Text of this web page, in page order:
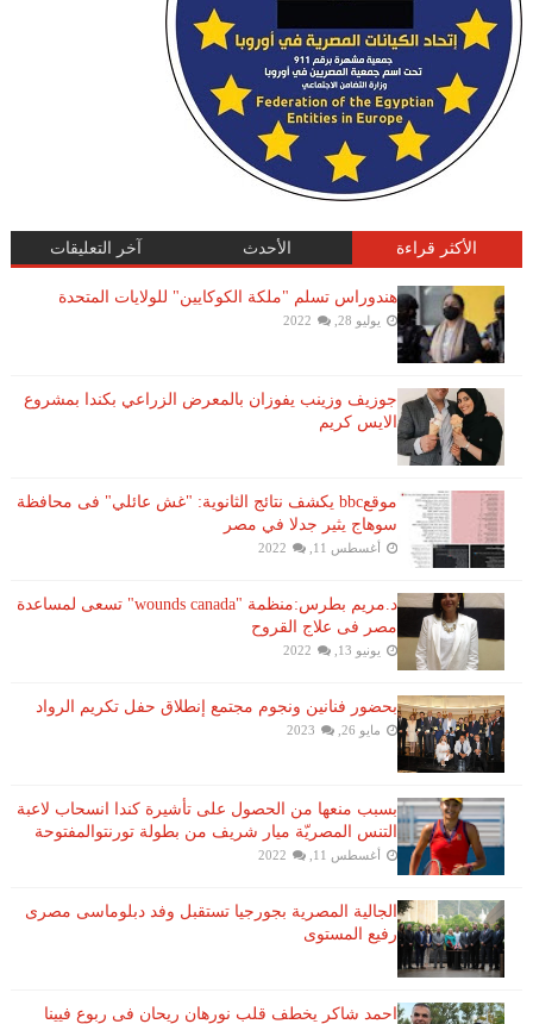
الأكثر قراءة الأحدث آخر التعليقات
هندوراس تسلم "ملكة الكوكايين" للولايات المتحدة
يوليو 28, 2022
جوزيف وزينب يفوزان بالمعرض الزراعي بكندا بمشروع
الايس كريم
موقعbbc يكشف نتائج الثانوية: "غش عائلي" فى محافظة
سوهاج يثير جدلا في مصر
أغسطس 11, 2022
د.مريم بطرس:منظمة "wounds canada" تسعى لمساعدة
مصر فى علاج القروح
يونيو 13, 2022
بحضور فنانين ونجوم مجتمع إنطلاق حفل تكريم الرواد
مايو 26, 2023
بسبب منعها من الحصول على تأشيرة كندا انسحاب لاعبة ​
التنس​ المصريّة ​ميار شريف​ من بطولة ​تورنتو​المفتوحة
أغسطس 11, 2022
الجالية المصرية بجورجيا تستقبل وفد دبلوماسى مصرى
رفيع المستوى
احمد شاكر يخطف قلب نورهان ريحان فى ربوع فيينا